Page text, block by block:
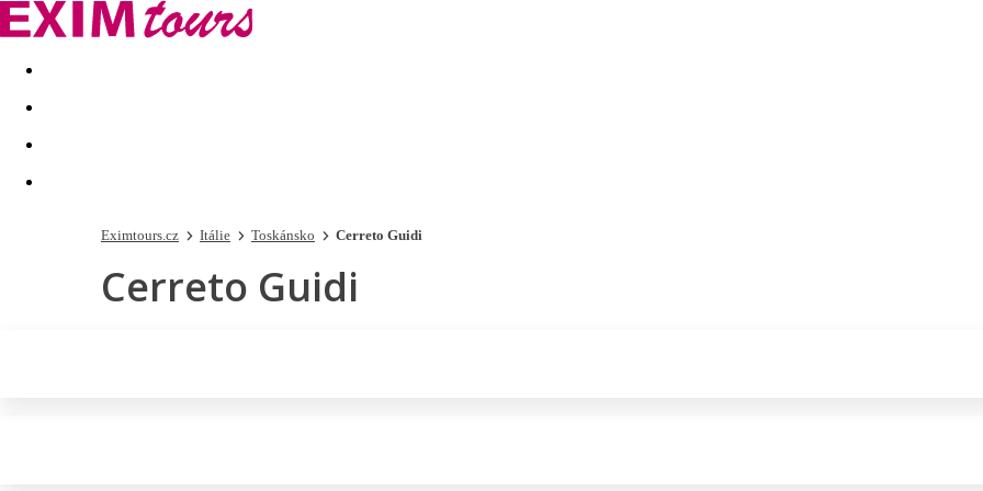
Akční nabídky Last minute
Eximtours.cz Itálie Toskánsko Cerreto Guidi
Cerreto Guidi